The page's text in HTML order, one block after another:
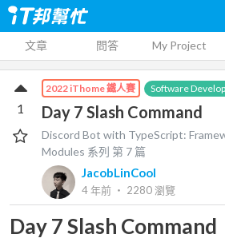
文章 問答 My Project
2022 iThome 鐵人賽 Software
Day 7 Slash Command
Discord Bot with TypeScript:
Modules 系列 第 7 篇
JacobLinCool
4 年前 ‧ 2280瀏覽
1
Day 7 Slash Command